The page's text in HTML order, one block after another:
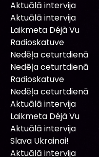
Aktuālā intervija
Aktuālā intervija
Laikmeta Déjà Vu
Radioskatuve
Nedēļa ceturtdienā
Nedēļa ceturtdienā
Radioskatuve
Nedēļa ceturtdienā
Aktuālā intervija
Laikmeta Déjà Vu
Aktuālā intervija
Slava Ukrainai!
Aktuālā intervija